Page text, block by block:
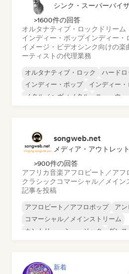
シンク・スーパーバイ
>1600件の回答
オルタナティブ・ロック ドリー
インディー・ポップインディー・
イメージ・ビデオシンク向けの楽
ーティストの代理業務
オルタナティブ・ロック
ハードロ
インディー・ポップ
インディー・
メタル／ヘヴィメタル
ニューウ
songweb.net
メディア・アウトレッ
>900件の回答
アフリカ音楽アフロビート／アフ
クラシック コマーシャル／メイン
記事を投稿
アフロビート／アフロポップ アン
コマーシャル／メインストリーム
カントリー・ミュージック
ダン
新着